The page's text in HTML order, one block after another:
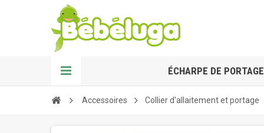
ÉCHARPE DE PORTAGE
Accessoires Collier d'allaitement et portage